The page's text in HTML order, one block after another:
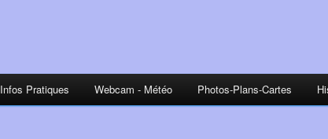
Infos Pratiques Webcam - Météo Photos-Plans-Cartes